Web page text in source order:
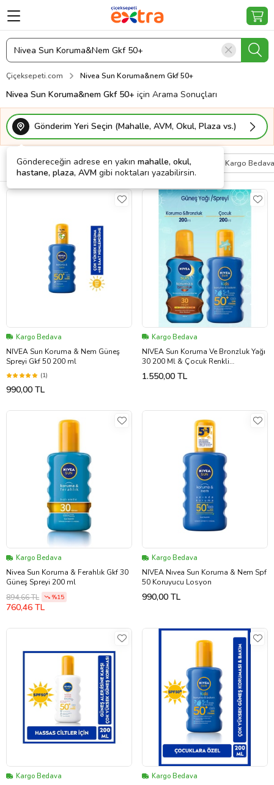
Çiçeksepeti.com Nivea Sun Koruma&nem Gkf 50+
Nivea Sun Koruma&nem Gkf 50+ için Arama Sonuçları
Gönderim Yeri Seçin (Mahalle, AVM, Okul, Plaza vs.)
Göndereceğin adrese en yakın mahalle, okul,
hastane, plaza, AVM gibi noktaları yazabilirsin.
Filtrele Sırala Kişiye Özel Kargo Bedava
Kargo Bedava
NIVEA Sun Koruma & Nem Güneş
Spreyi Gkf 50 200 ml
(1)
990,00 TL
Kargo Bedava
NIVEA Sun Koruma Ve Bronzluk Yağı
30 200 Ml & Çocuk Renkli
Nemlendirici Güneş Spreyi Gkf 50+
200 Ml
1.550,00 TL
Kargo Bedava
Nivea Sun Koruma & Ferahlık Gkf 30
Güneş Spreyi 200 ml
894,66 TL
%15
760,46 TL
Kargo Bedava
NIVEA Nıvea Sun Koruma & Nem Spf
50 Koruyucu Losyon
990,00 TL
Kargo Bedava Kargo Bedava